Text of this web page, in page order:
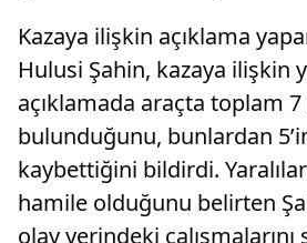
Kazaya ilişkin açıklama
Hulusi Şahin, kazaya ilişkin
açıklamada araçta toplam
bulunduğunu, bunlardan
kaybettiğini bildirdi.
hamile olduğunu belirten
olay yerindeki